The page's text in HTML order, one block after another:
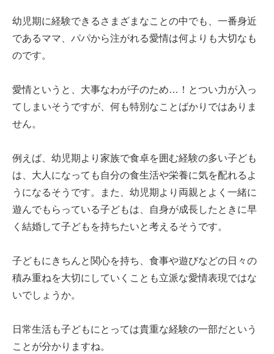
幼児期に経験できるさまざまなことの中でも、一番身近
であるママ、パパから注がれる愛情は何よりも大切なも
のです。
愛情というと、大事なわが子のため…！とつい力が入っ
てしまいそうですが、何も特別なことばかりではありま
せん。
例えば、幼児期より家族で食卓を囲む経験の多い子ども
は、大人になっても自分の食生活や栄養に気を配れるよ
うになるそうです。また、幼児期より両親とよく一緒に
遊んでもらっている子どもは、自身が成長したときに早
く結婚して子どもを持ちたいと考えるそうです。
子どもにきちんと関心を持ち、食事や遊びなどの日々の
積み重ねを大切にしていくことも立派な愛情表現ではな
いでしょうか。
日常生活も子どもにとっては貴重な経験の一部だという
ことが分かりますね。